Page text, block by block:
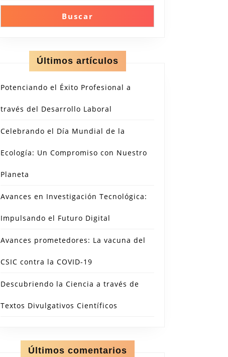
Buscar
Últimos artículos
Potenciando el Éxito Profesional a
través del Desarrollo Laboral
Celebrando el Día Mundial de la
Ecología: Un Compromiso con Nuestro
Planeta
Avances en Investigación Tecnológica:
Impulsando el Futuro Digital
Avances prometedores: La vacuna del
CSIC contra la COVID-19
Descubriendo la Ciencia a través de
Textos Divulgativos Científicos
Últimos comentarios